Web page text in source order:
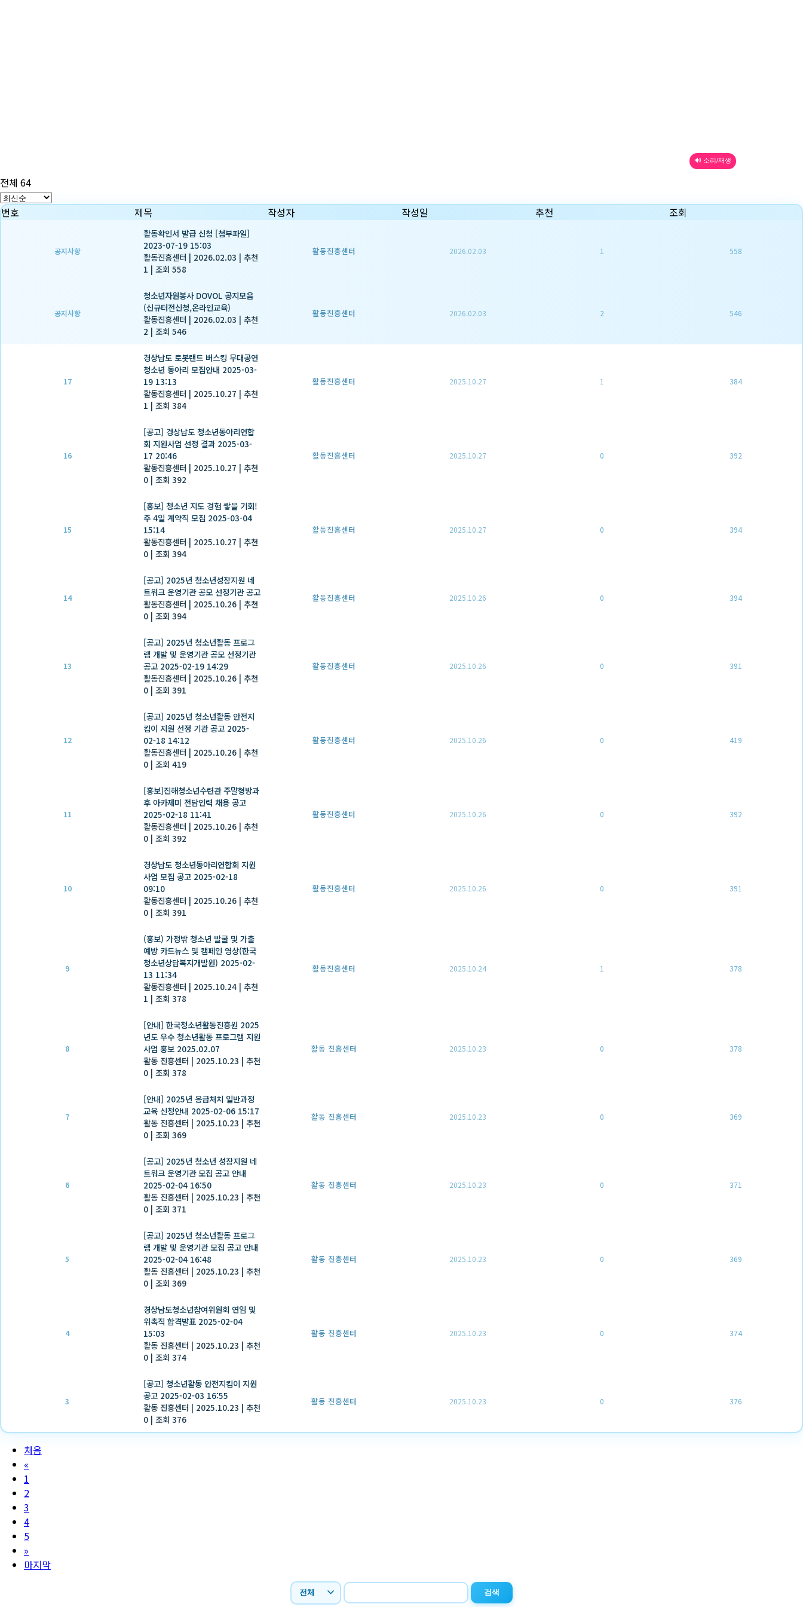
🔊 소리/재생
전체 64
번호 제목 작성자 작성일 추천 조회
공지사항
활동확인서 발급 신청 [첨부파일]
2023-07-19 15:03
활동진흥센터 | 2026.02.03 | 추천
1 | 조회 558
활동진흥센터 2026.02.03 1 558
공지사항
청소년자원봉사 DOVOL 공지모음
(신규터전신청,온라인교육)
활동진흥센터 | 2026.02.03 | 추천
2 | 조회 546
활동진흥센터 2026.02.03 2 546
17
경상남도 로봇랜드 버스킹 무대공연
청소년 동아리 모집안내 2025-03-
19 13:13
활동진흥센터 | 2025.10.27 | 추천
1 | 조회 384
활동진흥센터 2025.10.27 1 384
16
[공고] 경상남도 청소년동아리연합
회 지원사업 선정 결과 2025-03-
17 20:46
활동진흥센터 | 2025.10.27 | 추천
0 | 조회 392
활동진흥센터 2025.10.27 0 392
15
[홍보] 청소년 지도 경험 쌓을 기회!
주 4일 계약직 모집 2025-03-04
15:14
활동진흥센터 | 2025.10.27 | 추천
0 | 조회 394
활동진흥센터 2025.10.27 0 394
14
[공고] 2025년 청소년성장지원 네
트워크 운영기관 공모 선정기관 공고
활동진흥센터 | 2025.10.26 | 추천
0 | 조회 394
활동진흥센터 2025.10.26 0 394
13
[공고] 2025년 청소년활동 프로그
램 개발 및 운영기관 공모 선정기관
공고 2025-02-19 14:29
활동진흥센터 | 2025.10.26 | 추천
0 | 조회 391
활동진흥센터 2025.10.26 0 391
12
[공고] 2025년 청소년활동 안전지
킴이 지원 선정 기관 공고 2025-
02-18 14:12
활동진흥센터 | 2025.10.26 | 추천
0 | 조회 419
활동진흥센터 2025.10.26 0 419
11
[홍보]진해청소년수련관 주말형방과
후 아카제미 전담인력 채용 공고
2025-02-18 11:41
활동진흥센터 | 2025.10.26 | 추천
0 | 조회 392
활동진흥센터 2025.10.26 0 392
10
경상남도 청소년동아리연합회 지원
사업 모집 공고 2025-02-18
09:10
활동진흥센터 | 2025.10.26 | 추천
0 | 조회 391
활동진흥센터 2025.10.26 0 391
9
(홍보) 가정밖 청소년 발굴 및 가출
예방 카드뉴스 및 캠페인 영상(한국
청소년상담복지개발원) 2025-02-
13 11:34
활동진흥센터 | 2025.10.24 | 추천
1 | 조회 378
활동진흥센터 2025.10.24 1 378
8
[안내] 한국청소년활동진흥원 2025
년도 우수 청소년활동 프로그램 지원
사업 홍보 2025.02.07
활동 진흥센터 | 2025.10.23 | 추천
0 | 조회 378
활동 진흥센터 2025.10.23 0 378
7
[안내] 2025년 응급처치 일반과정
교육 신청안내 2025-02-06 15:17
활동 진흥센터 | 2025.10.23 | 추천
0 | 조회 369
활동 진흥센터 2025.10.23 0 369
6
[공고] 2025년 청소년 성장지원 네
트워크 운영기관 모집 공고 안내
2025-02-04 16:50
활동 진흥센터 | 2025.10.23 | 추천
0 | 조회 371
활동 진흥센터 2025.10.23 0 371
5
[공고] 2025년 청소년활동 프로그
램 개발 및 운영기관 모집 공고 안내
2025-02-04 16:48
활동 진흥센터 | 2025.10.23 | 추천
0 | 조회 369
활동 진흥센터 2025.10.23 0 369
4
경상남도청소년참여위원회 연임 및
위촉직 합격발표 2025-02-04
15:03
활동 진흥센터 | 2025.10.23 | 추천
0 | 조회 374
활동 진흥센터 2025.10.23 0 374
3
[공고] 청소년활동 안전지킴이 지원
공고 2025-02-03 16:55
활동 진흥센터 | 2025.10.23 | 추천
0 | 조회 376
활동 진흥센터 2025.10.23 0 376
처음
«
1
2
3
4
5
»
마지막
검색